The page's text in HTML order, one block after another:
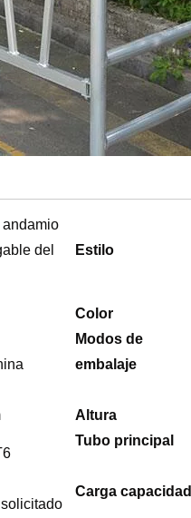
del
Estilo
Color
Modos de
embalaje
Altura
Tubo principal
Carga capacidad